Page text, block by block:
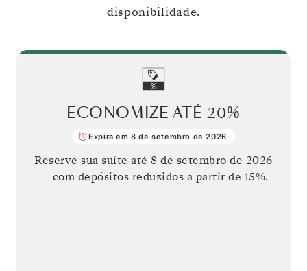
disponibilidade.
ECONOMIZE ATÉ 20%
Expira em 8 de setembro de 2026
Reserve sua suíte até8 de setembro de 2026
— com depósitos reduzidos a partir de 15%.